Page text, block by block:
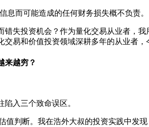
息而可能造成的任何财务损失概不负责。
失投资机会？作为量化交易从业者，
易和价值投资领域深耕多年的从业者，
来越穷？
入三个致命误区。
值判断。我在浩外大叔的投资实践中发